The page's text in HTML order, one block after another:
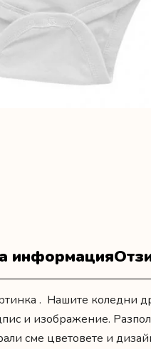
информация
. Нашите коледни
и изображение.
сме цветовете и